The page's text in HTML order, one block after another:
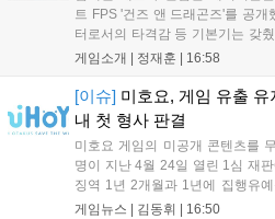
트 FPS '건즈 앤 드래곤즈'를 공개
터로서의 타격감 등 기본기는 갖
인은 개선이 필요해 보입니다. 또
요구됩니다. 개발사는 향후 캐릭
어 경쟁력을 확보할 계획입니다....
게임소개 | 정재훈 16:58
[이슈] 미호요, 게임 유출
내 첫 형사 판결
미호요 게임의 미공개 콘텐츠를
명이 지난 4월 24일 열린 1심 재
징역 1년 2개월과 1년에 집행유
난해 7월부터 원신 등 주요 게임의
게임뉴스 | 김동휘 16:50